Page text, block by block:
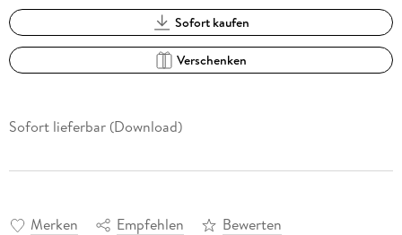
Sofort kaufen
Verschenken
Sofort lieferbar (Download)
Merken Empfehlen Bewerten